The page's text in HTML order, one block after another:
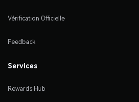
Vérification Officielle
Feedback
Services
Rewards Hub